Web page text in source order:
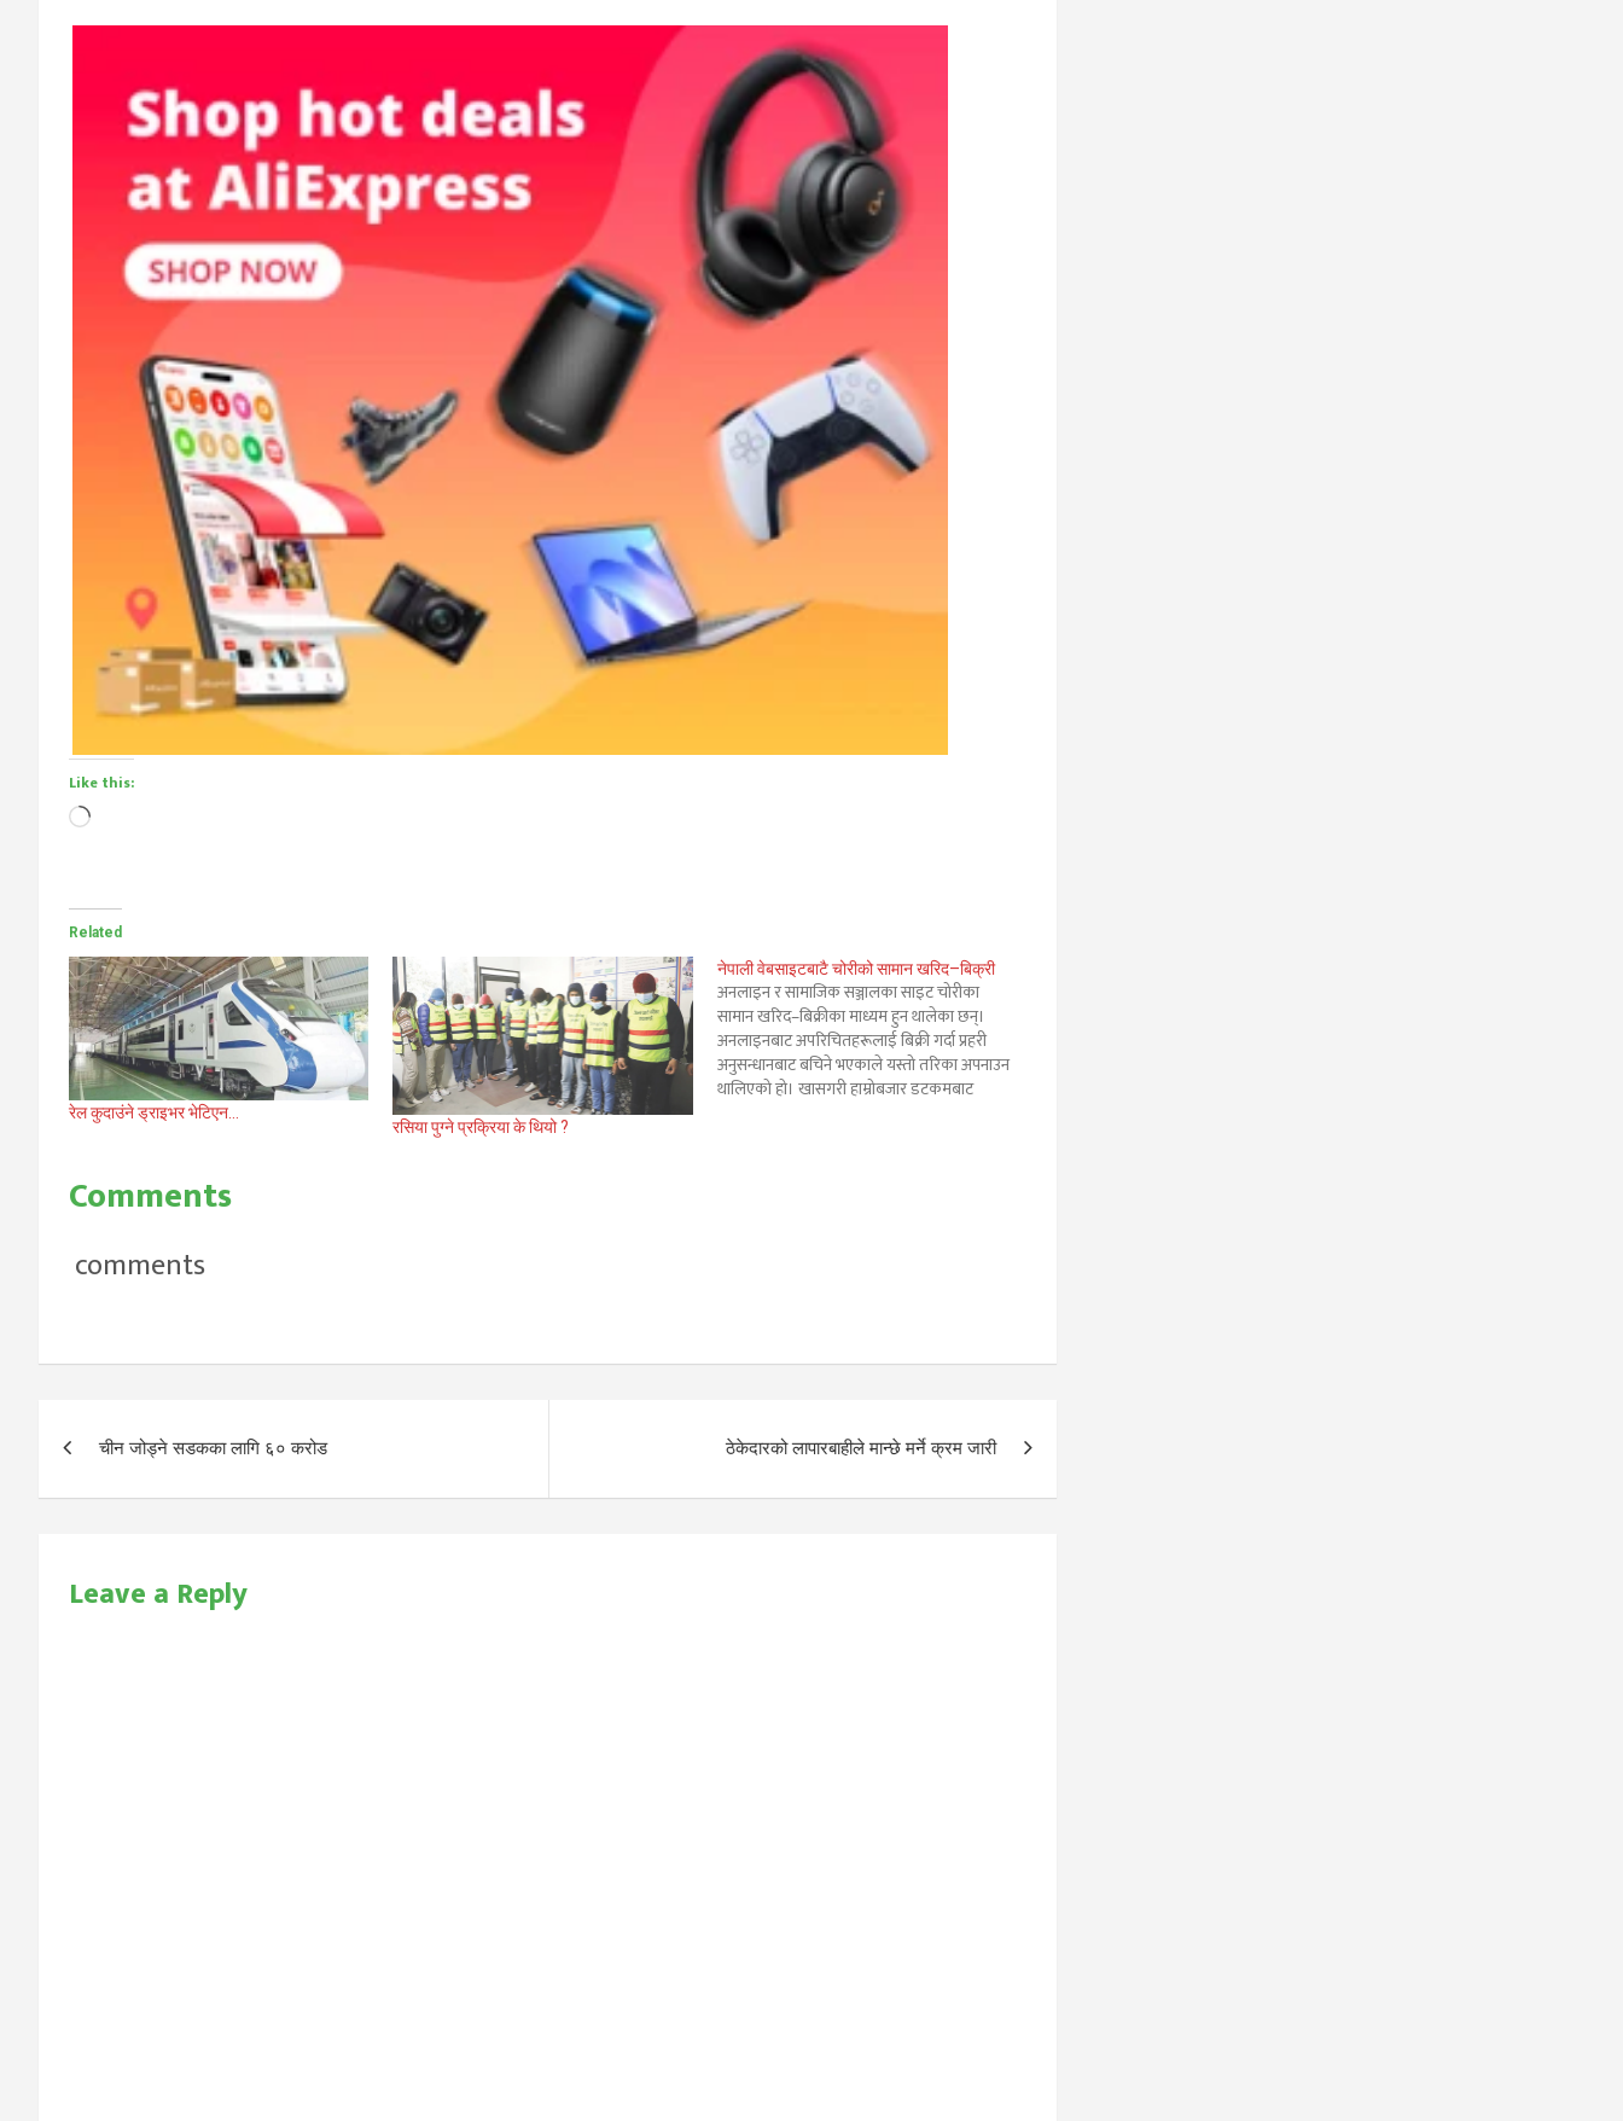
Like this:
Loading…
Related
रेल कुदाउंने ड्राइभर भेटिएन…
रसिया पुग्ने प्रक्रिया के थियो ?
नेपाली वेबसाइटबाटै चोरीको सामान खरिद–बिक्री
अनलाइन र सामाजिक सञ्जालका साइट चोरीका
सामान खरिद–बिक्रीका माध्यम हुन थालेका छन्।
अनलाइनबाट अपरिचितहरूलाई बिक्री गर्दा प्रहरी
अनुसन्धानबाट बचिने भएकाले यस्तो तरिका अपनाउन
थालिएको हो। खासगरी हाम्रोबजार डटकमबाट
Comments
comments
Post
navigation
चीन जोड्ने सडकका लागि ६० करोड ठेकेदारको लापारबाहीले मान्छे मर्ने क्रम जारी
Leave a Reply